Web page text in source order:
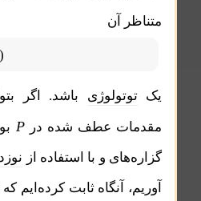
متناظر آن
(۱)
یکتوتولوژی باشد. اگر
مقدمات عطف شده درP
گزاره‌های و با استفاده از
آوریم، آنگاه ثابت کرده‌ایم